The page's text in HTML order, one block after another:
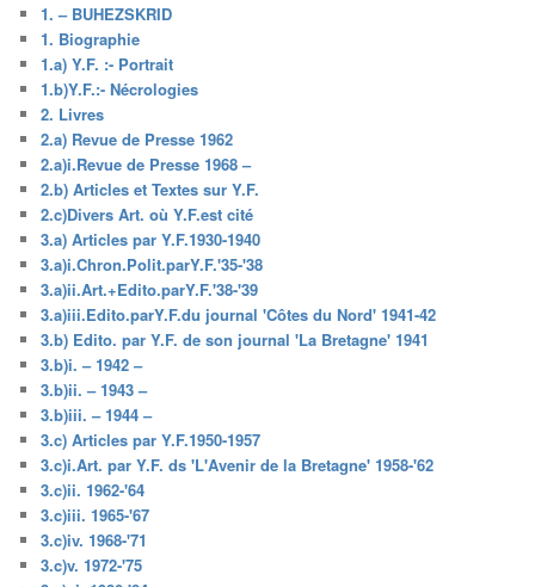
1. – BUHEZSKRID
1. Biographie
1.a) Y.F. :- Portrait
1.b)Y.F.:- Nécrologies
2. Livres
2.a) Revue de Presse 1962
2.a)i.Revue de Presse 1968 –
2.b) Articles et Textes sur Y.F.
2.c)Divers Art. où Y.F.est cité
3.a) Articles par Y.F.1930-1940
3.a)i.Chron.Polit.parY.F.'35-'38
3.a)ii.Art.+Edito.parY.F.'38-'39
3.a)iii.Edito.parY.F.du journal 'Côtes du Nord' 1941-42
3.b) Edito. par Y.F. de son journal 'La Bretagne' 1941
3.b)i. – 1942 –
3.b)ii. – 1943 –
3.b)iii. – 1944 –
3.c) Articles par Y.F.1950-1957
3.c)i.Art. par Y.F. ds 'L'Avenir de la Bretagne' 1958-'62
3.c)ii. 1962-'64
3.c)iii. 1965-'67
3.c)iv. 1968-'71
3.c)v. 1972-'75